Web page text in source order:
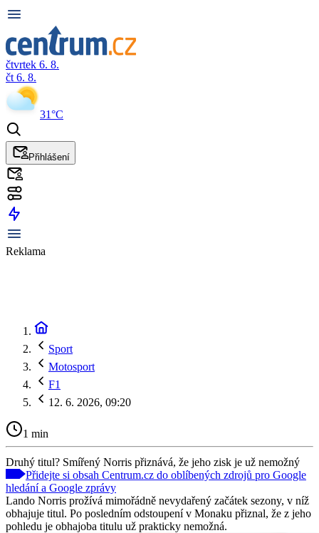
čtvrtek 6. 8.
čt 6. 8.
31°C
Přihlášení
Reklama
Sport
Motosport
F1
12. 6. 2026, 09:20
1 min
Druhý titul? Smířený Norris přiznává, že jeho zisk je už nemožný
Přidejte si obsah Centrum.cz do oblíbených zdrojů pro Google
hledání a Google zprávy
Lando Norris prožívá mimořádně nevydařený začátek sezony, v níž
obhajuje titul. Po posledním odstoupení v Monaku přiznal, že z jeho
pohledu je obhajoba titulu už prakticky nemožná.